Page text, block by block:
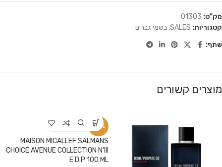
מק"ט: 01303
קטגוריות: SALES
, בשמי גברים
שתף:
מוצרים קשורים
-25%
MAISON MICALLEF SALMANS
CHOICE AVENUE COLLECTION N'III
E.D.P 100 ML